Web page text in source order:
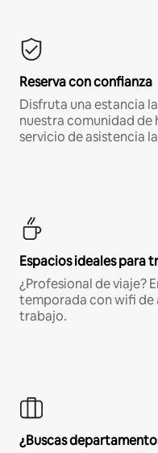
Reserva con confianza
Disfruta una estancia
nuestra comunidad de
servicio de asistencia
Espacios ideales para
¿Profesional de viaje?
temporada con wifi de
trabajo.
¿Buscas